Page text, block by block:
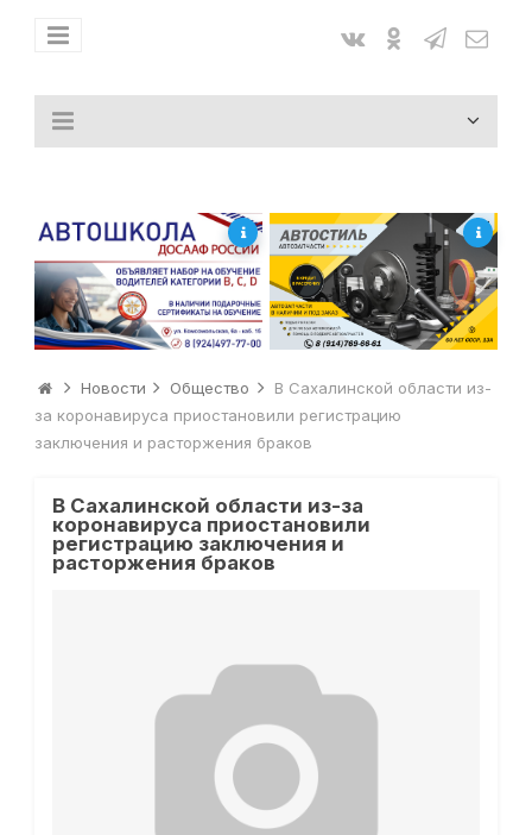
Новости Общество
В Сахалинской области из-
за коронавируса приостановили регистрацию
заключения и расторжения браков
В Сахалинской области из-за
коронавируса приостановили
регистрацию заключения и
расторжения браков